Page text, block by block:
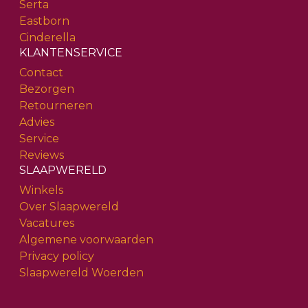
Serta
Eastborn
Cinderella
KLANTENSERVICE
Contact
Bezorgen
Retourneren
Advies
Service
Reviews
SLAAPWERELD
Winkels
Over Slaapwereld
Vacatures
Algemene voorwaarden
Privacy policy
Slaapwereld Woerden